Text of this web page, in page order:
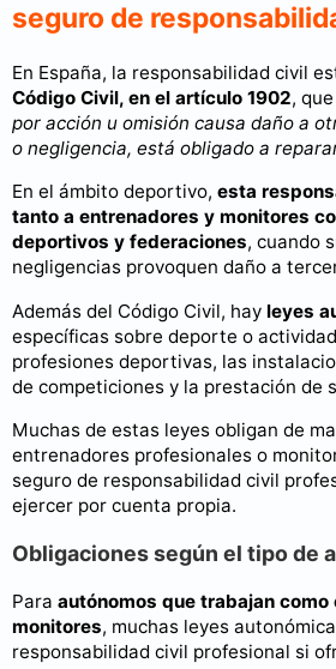
seguro de
En España, la responsabilidad civil
Código Civil, en el artículo 1902,
por acción u omisión causa daño a
o negligencia, está obligado a
En el ámbito deportivo, esta
tanto a entrenadores y monitores
deportivos y federaciones, cuando
negligencias provoquen daño a
Además del Código Civil, hay leyes
específicas sobre deporte o
profesiones deportivas, las
de competiciones y la prestación de
Muchas de estas leyes obligan de
entrenadores profesionales o
seguro de responsabilidad civil
ejercer por cuenta propia.
Obligaciones según el tipo de
Para autónomos que trabajan como
monitores, muchas leyes
responsabilidad civil profesional si